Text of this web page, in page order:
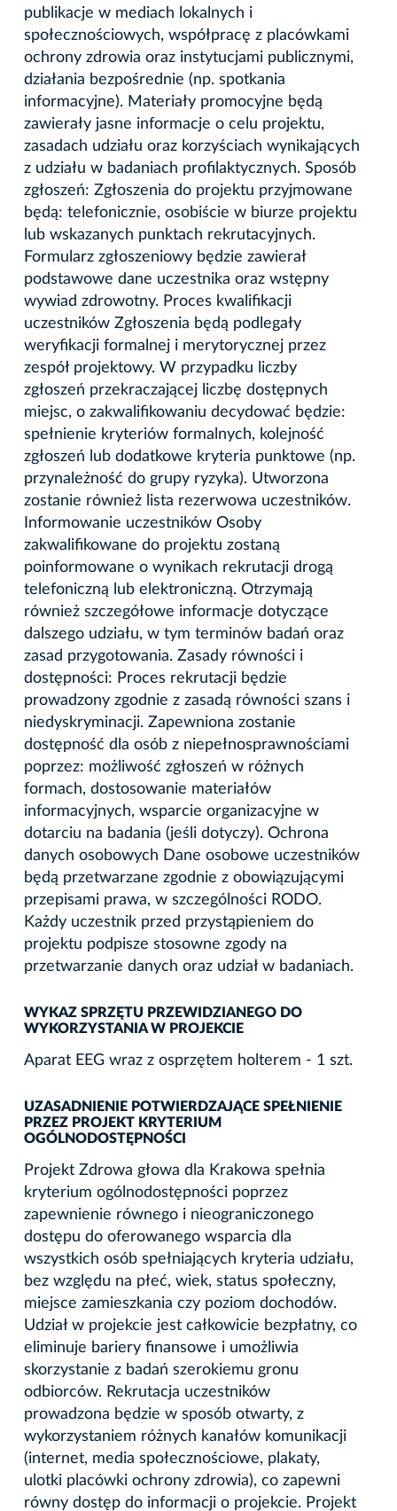
publikacje w mediach lokalnych i
społecznościowych, współpracę z placówkami
ochrony zdrowia oraz instytucjami publicznymi,
działania bezpośrednie (np. spotkania
informacyjne). Materiały promocyjne będą
zawierały jasne informacje o celu projektu,
zasadach udziału oraz korzyściach wynikających
z udziału w badaniach profilaktycznych. Sposób
zgłoszeń: Zgłoszenia do projektu przyjmowane
będą: telefonicznie, osobiście w biurze projektu
lub wskazanych punktach rekrutacyjnych.
Formularz zgłoszeniowy będzie zawierał
podstawowe dane uczestnika oraz wstępny
wywiad zdrowotny. Proces kwalifikacji
uczestników Zgłoszenia będą podlegały
weryfikacji formalnej i merytorycznej przez
zespół projektowy. W przypadku liczby
zgłoszeń przekraczającej liczbę dostępnych
miejsc, o zakwalifikowaniu decydować będzie:
spełnienie kryteriów formalnych, kolejność
zgłoszeń lub dodatkowe kryteria punktowe (np.
przynależność do grupy ryzyka). Utworzona
zostanie również lista rezerwowa uczestników.
Informowanie uczestników Osoby
zakwalifikowane do projektu zostaną
poinformowane o wynikach rekrutacji drogą
telefoniczną lub elektroniczną. Otrzymają
również szczegółowe informacje dotyczące
dalszego udziału, w tym terminów badań oraz
zasad przygotowania. Zasady równości i
dostępności: Proces rekrutacji będzie
prowadzony zgodnie z zasadą równości szans i
niedyskryminacji. Zapewniona zostanie
dostępność dla osób z niepełnosprawnościami
poprzez: możliwość zgłoszeń w różnych
formach, dostosowanie materiałów
informacyjnych, wsparcie organizacyjne w
dotarciu na badania (jeśli dotyczy). Ochrona
danych osobowych Dane osobowe uczestników
będą przetwarzane zgodnie z obowiązującymi
przepisami prawa, w szczególności RODO.
Każdy uczestnik przed przystąpieniem do
projektu podpisze stosowne zgody na
przetwarzanie danych oraz udział w badaniach.
WYKAZ SPRZĘTU PRZEWIDZIANEGO DO
WYKORZYSTANIA W PROJEKCIE
Aparat EEG wraz z osprzętem holterem - 1 szt.
UZASADNIENIE POTWIERDZAJĄCE SPEŁNIENIE
PRZEZ PROJEKT KRYTERIUM
OGÓLNODOSTĘPNOŚCI
Projekt Zdrowa głowa dla Krakowa spełnia
kryterium ogólnodostępności poprzez
zapewnienie równego i nieograniczonego
dostępu do oferowanego wsparcia dla
wszystkich osób spełniających kryteria udziału,
bez względu na płeć, wiek, status społeczny,
miejsce zamieszkania czy poziom dochodów.
Udział w projekcie jest całkowicie bezpłatny, co
eliminuje bariery finansowe i umożliwia
skorzystanie z badań szerokiemu gronu
odbiorców. Rekrutacja uczestników
prowadzona będzie w sposób otwarty, z
wykorzystaniem różnych kanałów komunikacji
(internet, media społecznościowe, plakaty,
ulotki placówki ochrony zdrowia), co zapewni
równy dostęp do informacji o projekcie. Projekt